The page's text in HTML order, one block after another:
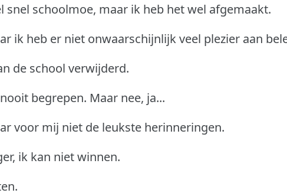
snel schoolmoe, maar ik heb het wel afgemaakt.
ik heb er niet onwaarschijnlijk veel plezier aan
de school verwijderd.
begrepen. Maar nee, ja...
voor mij niet de leukste herinneringen.
ik kan niet winnen.